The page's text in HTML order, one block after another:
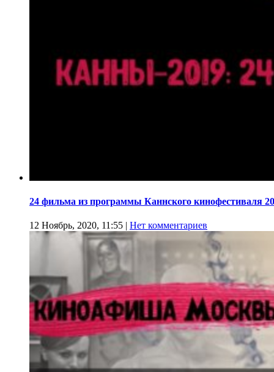
24 фильма из программы Каннского кинофестиваля
12 Ноябрь, 2020, 11:55 | Нет комментариев